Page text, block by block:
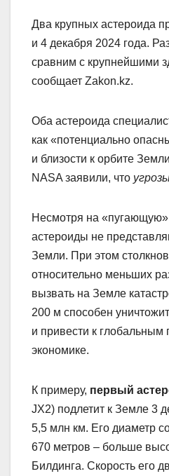
Два крупных астероида
и 4 декабря 2024 года.
сравним с крупнейшими
сообщает Zakon.kz.
Оба астероида
как «потенциально
и близости к орбите
NASA заявили, что
Несмотря на
астероиды не
Земли. При этом
относительно меньших
вызвать на Земле
200 м способен
и привести к глобальным
экономике.
К примеру, первый
JX2) подлетит к Земле 3
5,5 млн км. Его диаметр
670 метров – больше
Билдинга. Скорость его